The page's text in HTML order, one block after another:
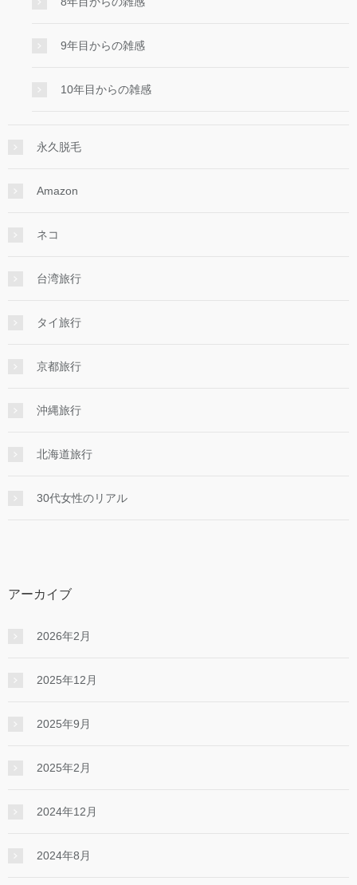
9年目からの雑感
10年目からの雑感
永久脱毛
Amazon
ネコ
台湾旅行
タイ旅行
京都旅行
沖縄旅行
北海道旅行
30代女性のリアル
アーカイブ
2026年2月
2025年12月
2025年9月
2025年2月
2024年12月
2024年8月